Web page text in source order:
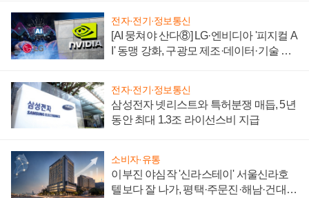
전자·전기·정보통신
[AI 뭉쳐야 산다⑧] LG·엔비디아 '피지컬 A
I' 동맹 강화, 구광모 제조·데이터·기술 결
전자·전기·정보통신
삼성전자 넷리스트와 특허분쟁 매듭, 5년
동안 최대 1.3조 라이선스비 지급
소비자·유통
이부진 야심작 '신라스테이' 서울신라호
텔보다 잘 나가, 평택·주문진·해남·건대로